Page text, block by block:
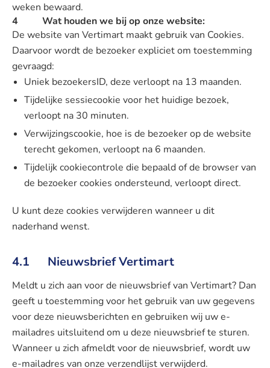
weken bewaard.
4 Wat houden we bij op onze website:
De website van Vertimart maakt gebruik van Cookies.
Daarvoor wordt de bezoeker expliciet om toestemming
gevraagd:
Uniek bezoekersID, deze verloopt na 13 maanden.
Tijdelijke sessiecookie voor het huidige bezoek,
verloopt na 30 minuten.
Verwijzingscookie, hoe is de bezoeker op de website
terecht gekomen, verloopt na 6 maanden.
Tijdelijk cookiecontrole die bepaald of de browser van
de bezoeker cookies ondersteund, verloopt direct.
U kunt deze cookies verwijderen wanneer u dit
naderhand wenst.
4.1 Nieuwsbrief Vertimart
Meldt u zich aan voor de nieuwsbrief van Vertimart? Dan
geeft u toestemming voor het gebruik van uw gegevens
voor deze nieuwsberichten en gebruiken wij uw e-
mailadres uitsluitend om u deze nieuwsbrief te sturen.
Wanneer u zich afmeldt voor de nieuwsbrief, wordt uw
e-mailadres van onze verzendlijst verwijderd.